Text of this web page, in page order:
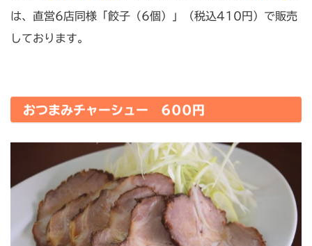
は、直営6店同様「餃子（6個）」（税込410円）で販売
しております。
おつまみチャーシュー 600円